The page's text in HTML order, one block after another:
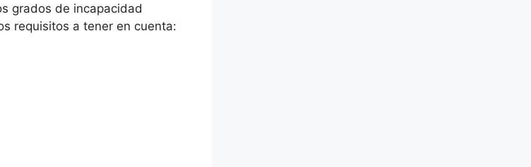
grados de incapacidad
requisitos a tener en cuenta: